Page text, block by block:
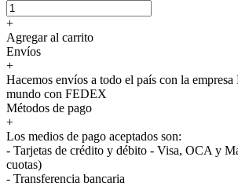
+
Agregar al carrito
Envíos
+
Hacemos envíos a todo el país con la
mundo con FEDEX
Métodos de pago
+
Los medios de pago aceptados son:
- Tarjetas de crédito y débito - Visa, OCA y
cuotas)
- Transferencia bancaria